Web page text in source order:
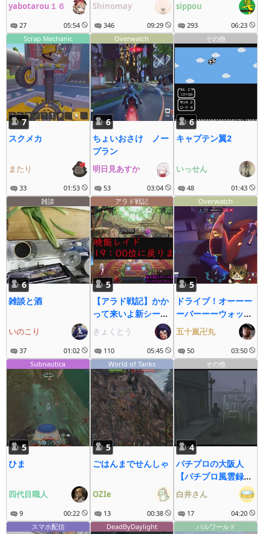
yabotarou１６
27 05:54
Shinomay
346 09:29
sippou
293
06:23
Scrap Mechanic
7
スクメカ
またり
33 01:53
Overwatch
6
ちょいおさけ ノー
プラン
明日見あすか
53 03:04
その他
6
キャプテン翼2
いっせん
48
01:43
雑談
6
雑談と酒
いのこり
37 01:02
アラド戦記
5
【アラド戦記】かか
って来いよ新シーズ
ン！
きょくとう
110 05:45
Overwatch
5
ドライブ！オーーー
ーバーーーウォッ
チ！！！
五十嵐卍丸
50
03:50
Subnautica
5
ひま
四代目職人
9 00:22
World of Tanks
5
ごはんまでせんしゃ
OZIe
13 00:38
その他
4
パチプロの大阪人
【パチプロ風雲録
5】
白井さん
17
04:20
スマホ配信
DeadByDaylight パルワールド